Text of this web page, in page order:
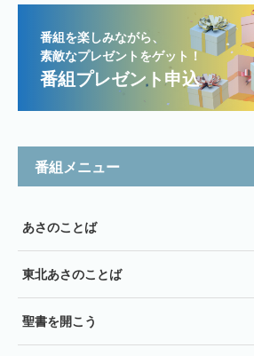
番組を楽しみながら、
素敵なプレゼントをゲット！
番組プレゼント申込
番組メニュー
あさのことば
東北あさのことば
聖書を開こう